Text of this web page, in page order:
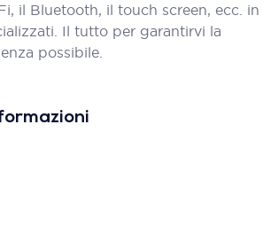
il Bluetooth, il touch screen, ecc. in
Il tutto per garantirvi la
possibile.